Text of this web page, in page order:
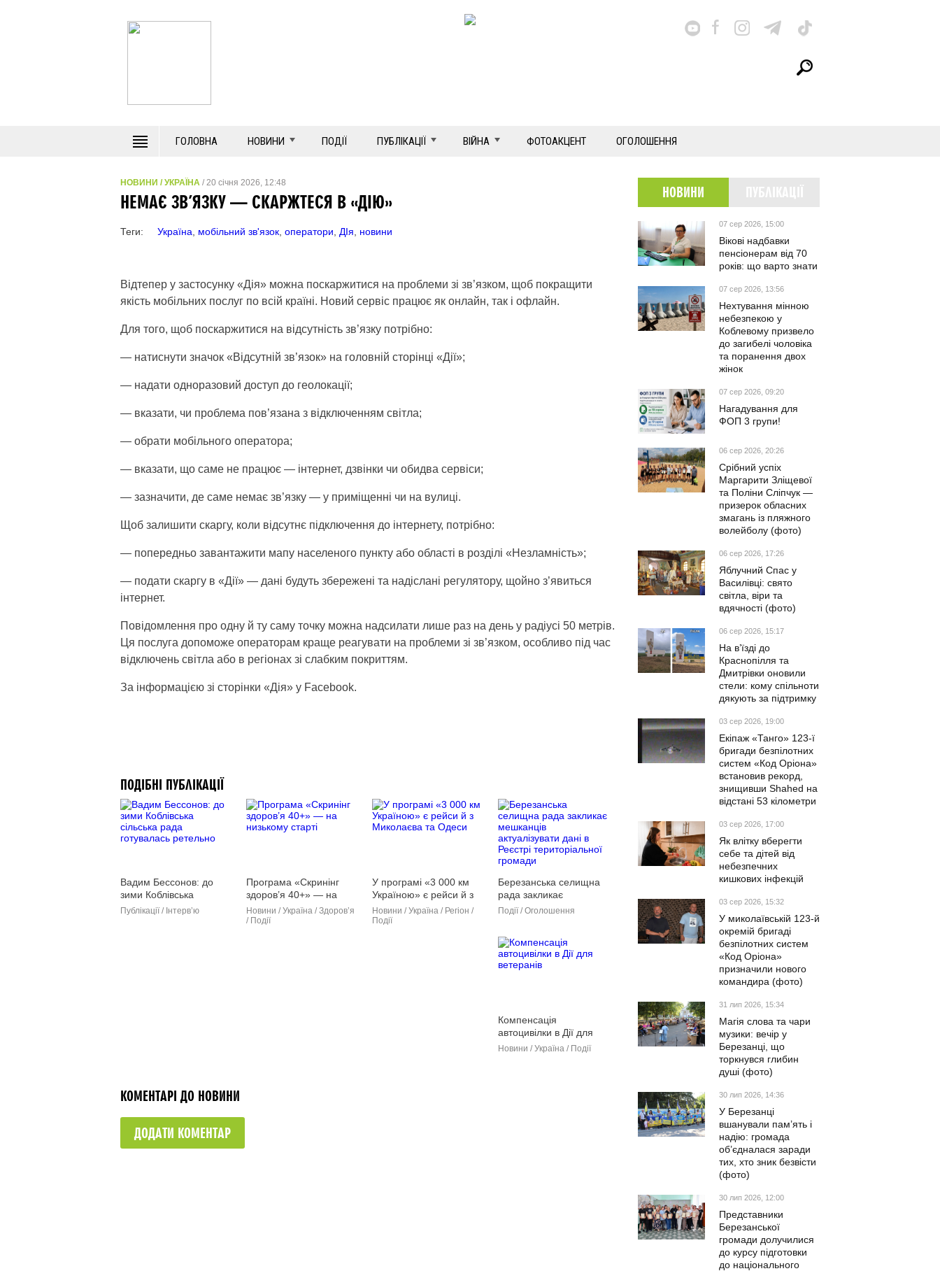
ГОЛОВНА НОВИНИ ПОДІЇ ПУБЛІКАЦІЇ ВІЙНА ФОТОАКЦЕНТ ОГОЛОШЕННЯ
НОВИНИ /УКРАЇНА / 20 січня 2026, 12:48
НЕМАЄ ЗВ’ЯЗКУ — СКАРЖТЕСЯ В «ДІЮ»
Теги: Україна мобільний зв'язок оператори ДІя новини
Відтепер у застосунку «Дія» можна поскаржитися на проблеми зі зв’язком, щоб покращити
якість мобільних послуг по всій країні. Новий сервіс працює як онлайн, так і офлайн.
Для того, щоб поскаржитися на відсутність зв’язку потрібно:
— натиснути значок «Відсутній зв’язок» на головній сторінці «Дії»;
— надати одноразовий доступ до геолокації;
— вказати, чи проблема пов’язана з відключенням світла;
— обрати мобільного оператора;
— вказати, що саме не працює — інтернет, дзвінки чи обидва сервіси;
— зазначити, де саме немає зв’язку — у приміщенні чи на вулиці.
Щоб залишити скаргу, коли відсутнє підключення до інтернету, потрібно:
— попередньо завантажити мапу населеного пункту або області в розділі «Незламність»;
— подати скаргу в «Дії» — дані будуть збережені та надіслані регулятору, щойно з’явиться
інтернет.
Повідомлення про одну й ту саму точку можна надсилати лише раз на день у радіусі 50 метрів.
Ця послуга допоможе операторам краще реагувати на проблеми зі зв’язком, особливо під час
відключень світла або в регіонах зі слабким покриттям.
За інформацією зі сторінки «Дія» у Facebook.
ПОДІБНІ ПУБЛІКАЦІЇ
Вадим Бессонов: до
зими Коблівська
сільська рада
Публікації / Інтерв’ю
Програма «Скринінг
здоров’я 40+» — на
низькому старті
Новини / Україна / Здоров’я
/ Події
У програмі «3 000 км
Україною» є рейси й з
Миколаєва та Одеси
Новини / Україна / Регіон /
Події
Березанська селищна
рада закликає
мешканців
громади
Події / Оголошення
Компенсація
автоцивілки в Дії для
ветеранів
Новини / Україна / Події
КОМЕНТАРІ ДО НОВИНИ
ДОДАТИ КОМЕНТАР
НОВИНИ
07 сер 2026, 15:00
Вікові надбавки
пенсіонерам від 70
років: що варто знати
07 сер 2026, 13:56
Нехтування мінною
небезпекою у
Коблевому призвело
до загибелі чоловіка
та поранення двох
жінок
07 сер 2026, 09:20
Нагадування для
ФОП 3 групи!
06 сер 2026, 20:26
Срібний успіх
Маргарити Зліщевої
та Поліни Сліпчук —
призерок обласних
змагань із пляжного
волейболу (фото)
06 сер 2026, 17:26
Яблучний Спас у
Василівці: свято
світла, віри та
вдячності (фото)
06 сер 2026, 15:17
На в’їзді до
Краснопілля та
Дмитрівки оновили
стели: кому спільноти
дякують за підтримку
03 сер 2026, 19:00
Екіпаж «Танго» 123-ї
бригади безпілотних
систем «Код Оріона»
встановив рекорд,
знищивши Shahed на
відстані 53 кілометри
03 сер 2026, 17:00
Як влітку вберегти
себе та дітей від
небезпечних
кишкових інфекцій
03 сер 2026, 15:32
У миколаївській 123-й
окремій бригаді
безпілотних систем
«Код Оріона»
призначили нового
командира (фото)
31 лип 2026, 15:34
Магія слова та чари
музики: вечір у
Березанці, що
торкнувся глибин
душі (фото)
30 лип 2026, 14:36
У Березанці
вшанували пам’ять і
надію: громада
об’єдналася заради
тих, хто зник безвісти
(фото)
30 лип 2026, 12:00
Представники
Березанської
громади долучилися
до курсу підготовки
до національного